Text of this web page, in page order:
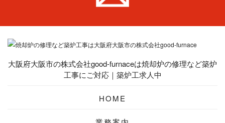
大阪府大阪市の株式会社good-furnaceは焼却炉の修理など築炉
工事にご対応｜築炉工求人中
HOME